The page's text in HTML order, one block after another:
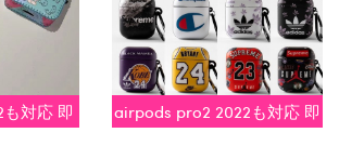
対応 即
airpods pro2 2022も対応 即